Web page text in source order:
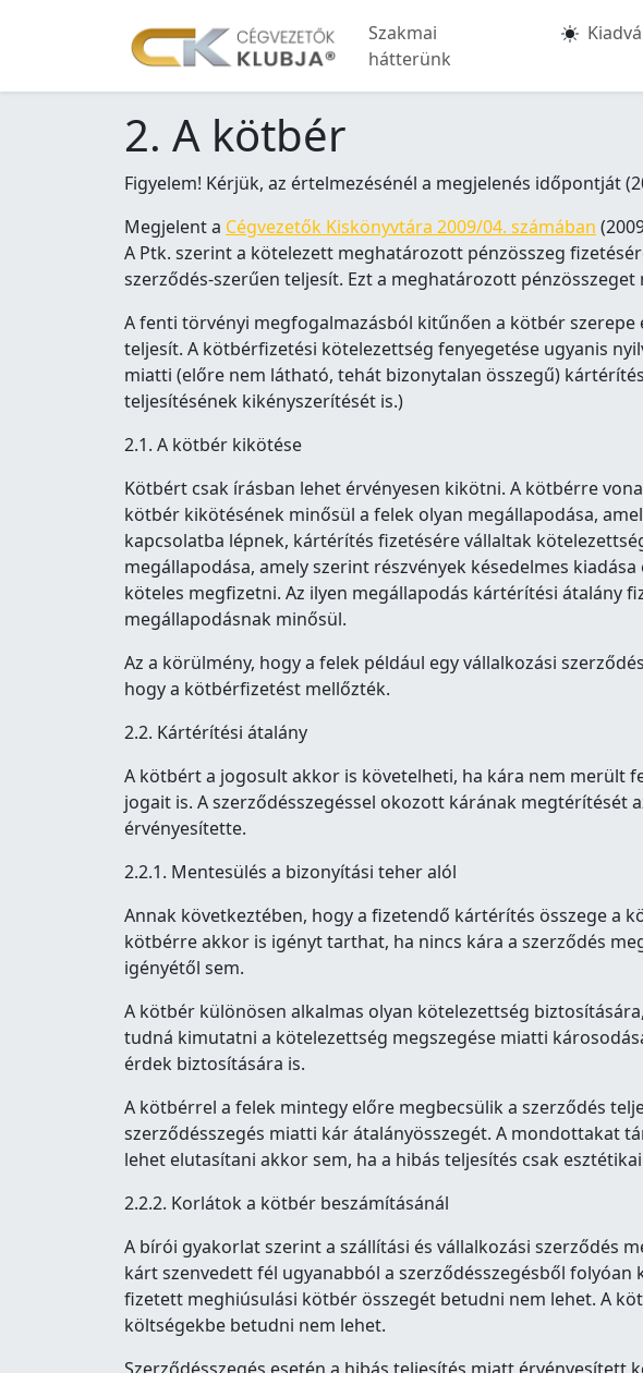
Szakmai
hátterünk
2. A kötbér
Figyelem! Kérjük, az értelmezésénél a megjelenés időpontját
Megjelent a Cégvezetők Kiskönyvtára 2009/04. számában
A Ptk. szerint a kötelezett meghatározott pénzösszeg
szerződés-szerűen teljesít. Ezt a meghatározott
A fenti törvényi megfogalmazásból kitűnően a kötbér
teljesít. A kötbérfizetési kötelezettség fenyegetése ugyanis
miatti (előre nem látható, tehát bizonytalan összegű)
teljesítésének kikényszerítését is.)
2.1. A kötbér kikötése
Kötbért csak írásban lehet érvényesen kikötni. A kötbérre
kötbér kikötésének minősül a felek olyan megállapodása,
kapcsolatba lépnek, kártérítés fizetésére vállaltak
megállapodása, amely szerint részvények késedelmes
köteles megfizetni. Az ilyen megállapodás kártérítési átalány
megállapodásnak minősül.
Az a körülmény, hogy a felek például egy vállalkozási
hogy a kötbérfizetést mellőzték.
2.2. Kártérítési átalány
A kötbért a jogosult akkor is követelheti, ha kára nem merült
jogait is. A szerződésszegéssel okozott kárának
érvényesítette.
2.2.1. Mentesülés a bizonyítási teher alól
Annak következtében, hogy a fizetendő kártérítés összege a
kötbérre akkor is igényt tarthat, ha nincs kára a szerződés
igényétől sem.
A kötbér különösen alkalmas olyan kötelezettség
tudná kimutatni a kötelezettség megszegése miatti
érdek biztosítására is.
A kötbérrel a felek mintegy előre megbecsülik a szerződés
szerződésszegés miatti kár átalányösszegét. A mondottakat
lehet elutasítani akkor sem, ha a hibás teljesítés csak
2.2.2. Korlátok a kötbér beszámításánál
A bírói gyakorlat szerint a szállítási és vállalkozási szerződés
kárt szenvedett fél ugyanabból a szerződésszegésből
fizetett meghiúsulási kötbér összegét betudni nem lehet. A
költségekbe betudni nem lehet.